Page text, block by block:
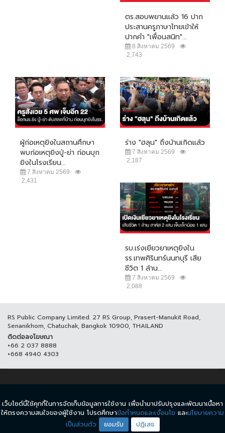
ตร.สอบพยานแล้ว 16 ปาก
ประสานครูภาษาไทยเข้าให้
ปากคำ "เพื่อนสนิท"...
8 สิงหาคม 2569
2,743
ผู้ก่อเหตุยิงในสถานศึกษา
พบก่อเหตุยิงปู่-ย่า ก่อนบุก
ยิงในโรงเรียน...
7 สิงหาคม 2569
2,431
ร่าง "ฮลุน" ถึงบ้านเกิดแล้ว
7 สิงหาคม 2569
2,187
รบ.เร่งเยียวยาเหตุยิงใน
รร.เทพศิรินทร์นนทบุรี เสีย
ชีวิต 1 ล้าน...
7 สิงหาคม 2569
2,088
RS Public Company Limited. 27 RS Group, Prasert-Manukit Road,
Senanikhom, Chatuchak, Bangkok 10900, THAILAND
ติดต่อลงโฆษณา
+66 2 037 8888
+668 4940 4303
© COPYRIGHT 2017 THAICH8.COM, ALL RIGHT RESERVED.
ข้อกำหนดและเงื่อนไข นโยบายความเป็นส่วนตัว
เว็บไซต์นี้ใช้คุกกี้ในการจัดเก็บข้อมูลการใช้งาน เพื่อนำมาปรับปรุงและพัฒนาเนื้อหา
ให้ตรงความสนใจของผู้ใช้งาน โปรดศึกษาข้อกำหนดและเงื่อนไข และนโยบายความ
เป็นส่วนตัว
ยอมรับ ปฏิเสธ